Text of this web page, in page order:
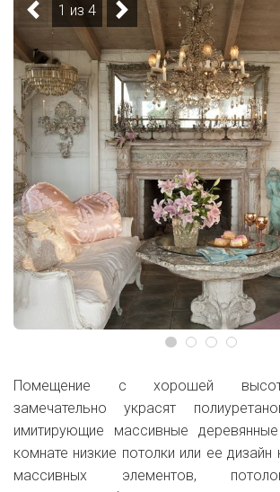
1 из 4
Помещение с хорошей
замечательно украсят
имитирующие массивные
комнате низкие потолки или ее дизайн
массивных элементов,